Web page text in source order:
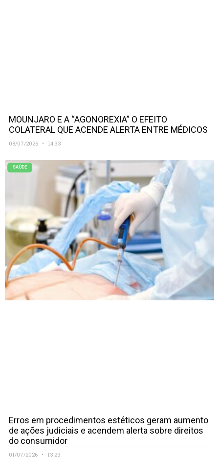
MOUNJARO E A “AGONOREXIA” O EFEITO
COLATERAL QUE ACENDE ALERTA ENTRE MÉDICOS
08/07/2026 14:33
SAÚDE
Erros em procedimentos estéticos geram aumento
de ações judiciais e acendem alerta sobre direitos
do consumidor
01/07/2026 13:29